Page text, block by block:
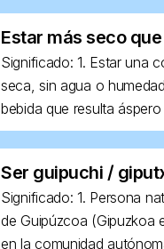
Estar más seco
Significado: 1. Estar una
seca, sin agua o
bebida que resulta
Ser guipuchi /
Significado: 1. Persona
de Guipúzcoa (Gipuzkoa
en la comunidad